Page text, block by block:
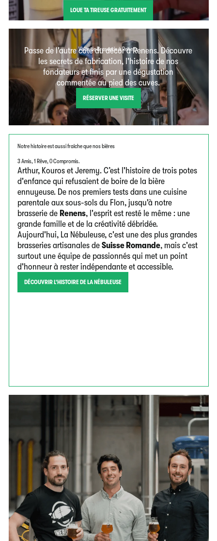
LOUE TA TIREUSE GRATUITEMENT
Visite de Brasserie à Renens
Passe de l'autre côté du décor à Renens. Découvre
les secrets de fabrication, l'histoire de nos
fondateurs et finis par une dégustation
commentée au pied des cuves.
RÉSERVER UNE VISITE
Notre histoire est aussi fraîche que nos bières
3 Amis, 1 Rêve, 0 Compromis.
Arthur, Kouros et Jeremy. C’est l'histoire de trois potes
d'enfance qui refusaient de boire de la bière
ennuyeuse. De nos premiers tests dans une cuisine
parentale aux sous-sols du Flon, jusqu'à notre
brasserie de Renens, l'esprit est resté le même : une
grande famille et de la créativité débridée.
Aujourd'hui, La Nébuleuse, c'est une des plus grandes
brasseries artisanales de Suisse Romande, mais c'est
surtout une équipe de passionnés qui met un point
d'honneur à rester indépendante et accessible.
DÉCOUVRIR L'HISTOIRE DE LA NÉBULEUSE